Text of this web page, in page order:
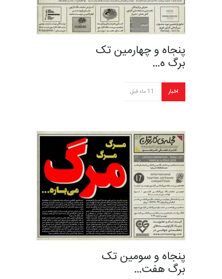
پنجاه و چهارمین تک
برگ ه…
اخبار 11 ماه قبل
پنجاه و سومین تک
برگ هفت…